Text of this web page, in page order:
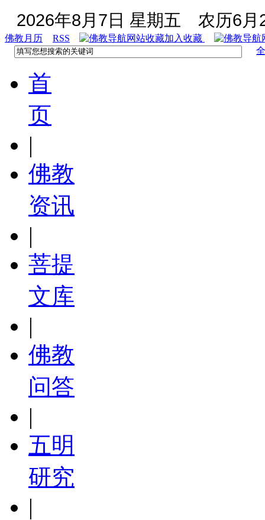
2026年8月7日 星期五 农历6月
佛教月历 RSS
加入收藏
首
页
|
佛教
资讯
|
菩提
文库
|
佛教
问答
|
五明
研究
|